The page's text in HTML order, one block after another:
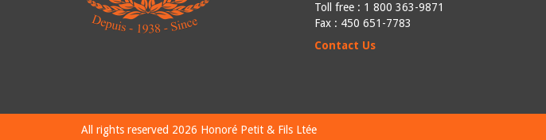
Toll free : 1 800 363-9871
Fax : 450 651-7783
Contact Us
All rights reserved 2026 Honoré Petit & Fils Ltée